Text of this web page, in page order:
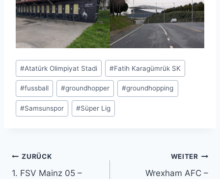
Schlagworte:
#Atatürk Olimpiyat Stadi #Fatih Karagümrük SK
#fussball #groundhopper #groundhopping
#Samsunspor #Süper Lig
Beitragsnavigation
ZURÜCK
1. FSV Mainz 05 –
WEITER
Wrexham AFC –